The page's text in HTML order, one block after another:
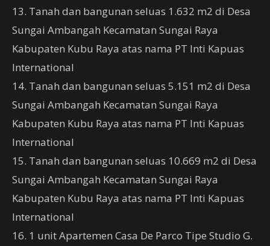
13. Tanah dan bangunan seluas 1.632 m2 di Desa
Sungai Ambangah Kecamatan Sungai Raya
Kabupaten Kubu Raya atas nama PT Inti Kapuas
International
14. Tanah dan bangunan seluas 5.151 m2 di Desa
Sungai Ambangah Kecamatan Sungai Raya
Kabupaten Kubu Raya atas nama PT Inti Kapuas
International
15. Tanah dan bangunan seluas 10.669 m2 di Desa
Sungai Ambangah Kecamatan Sungai Raya
Kabupaten Kubu Raya atas nama PT Inti Kapuas
International
16. 1 unit Apartemen Casa De Parco Tipe Studio G.